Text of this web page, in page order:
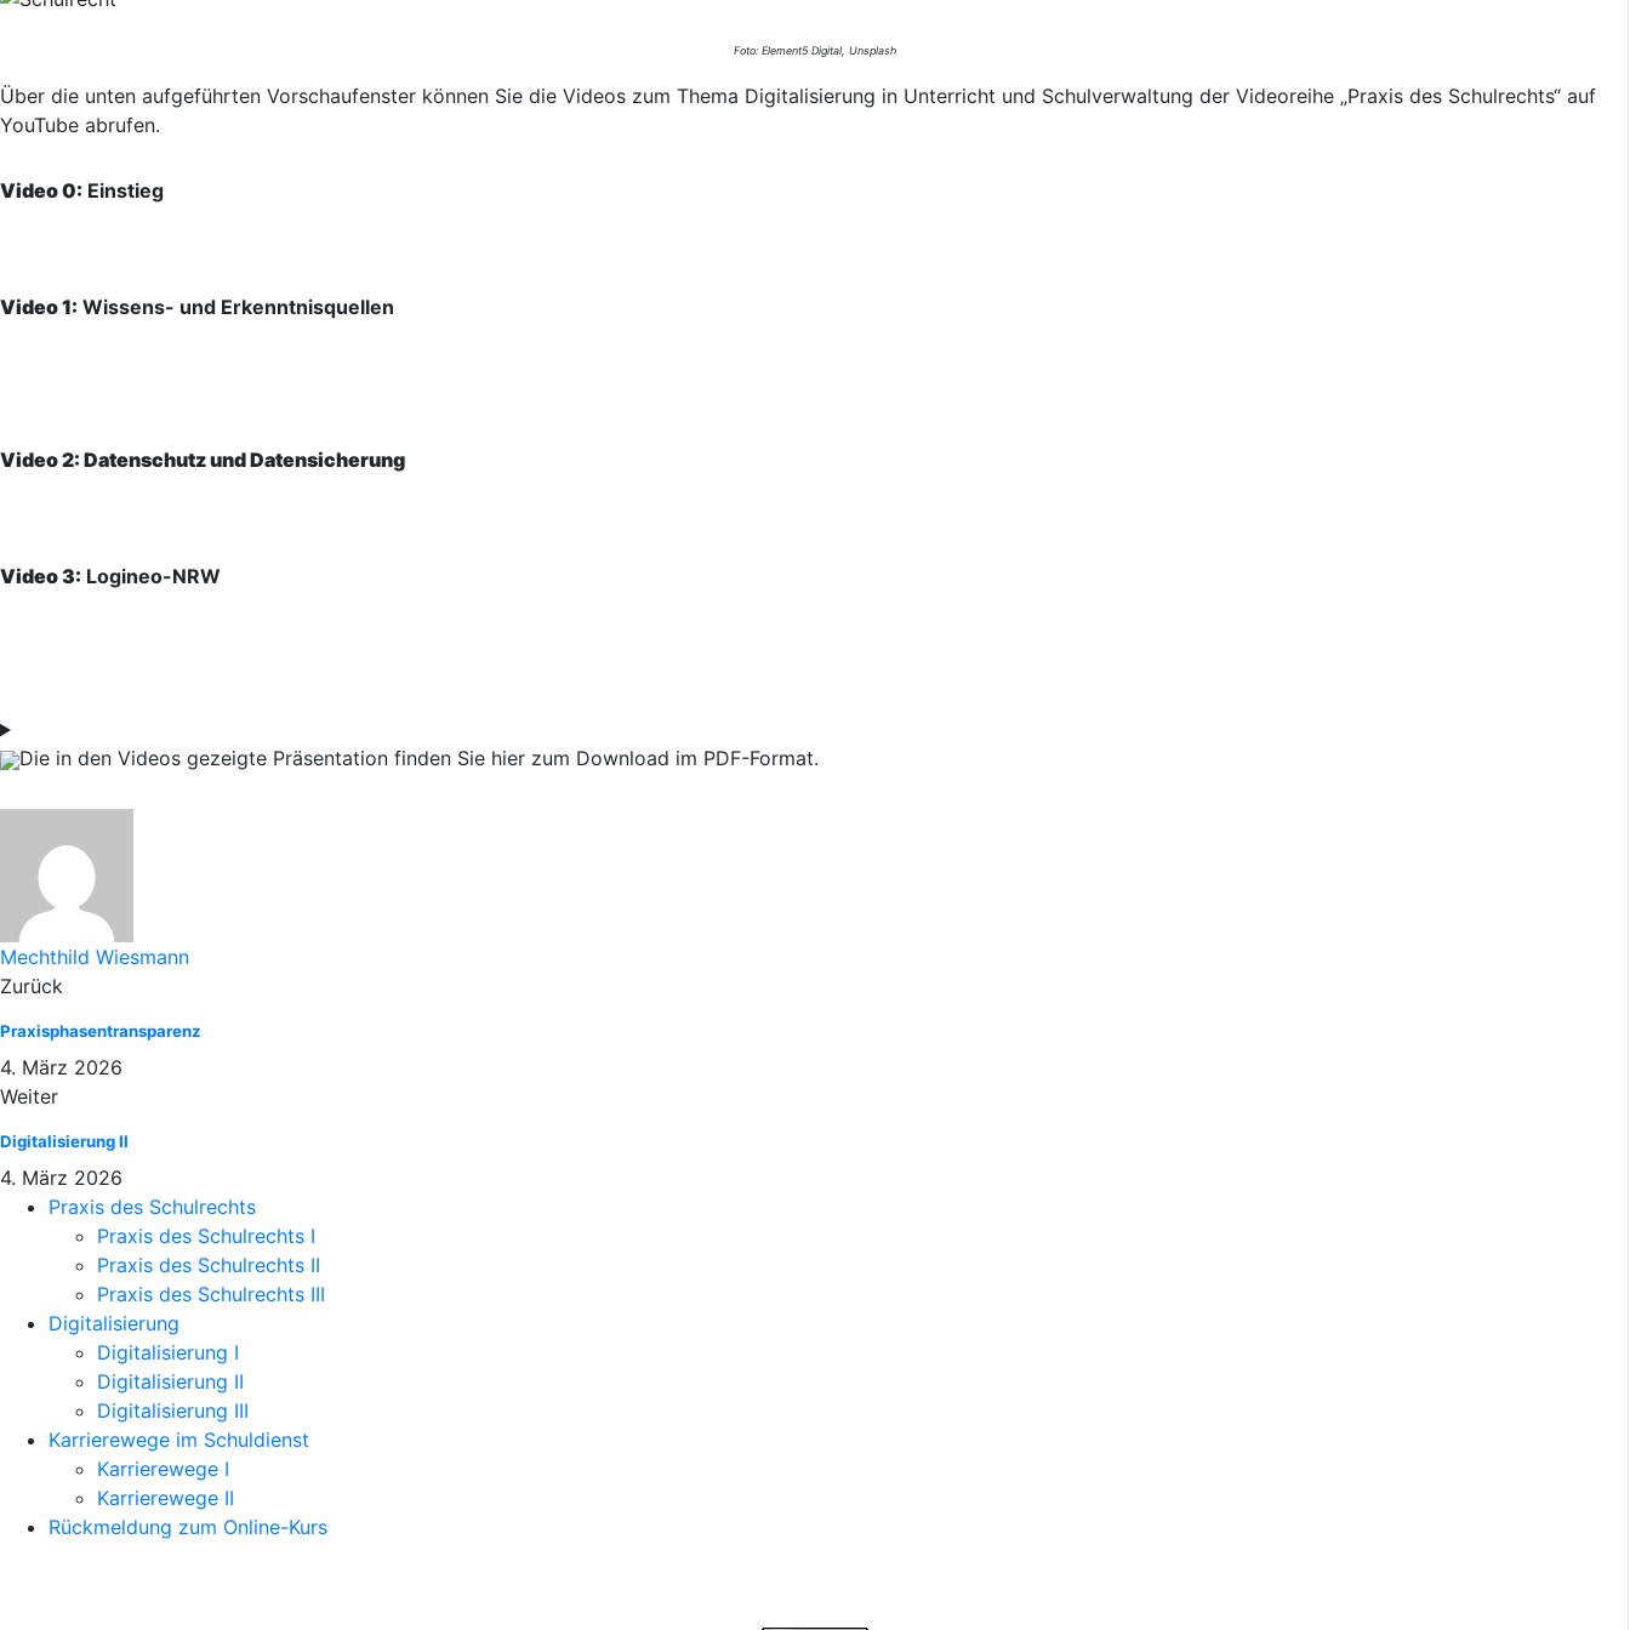
Foto: Element5 Digital, Unsplash
Über die unten aufgeführten Vorschaufenster können Sie die Videos zum Thema Digitalisierung in Unterricht und Schulverwaltung der Videoreihe „Praxis des Schulrechts“ auf
YouTube abrufen.
Video 0: Einstieg
Video 1: Wissens- und Erkenntnisquellen
Video 2: Datenschutz und Datensicherung
Video 3: Logineo-NRW
Die in den Videos gezeigte Präsentation finden Sie hier zum Download im PDF-Format.
Mechthild Wiesmann
Zurück
Praxisphasentransparenz
4. März 2026
Weiter
Digitalisierung II
4. März 2026
Praxis des Schulrechts
Praxis des Schulrechts I
Praxis des Schulrechts II
Praxis des Schulrechts III
Digitalisierung
Digitalisierung I
Digitalisierung II
Digitalisierung III
Karrierewege im Schuldienst
Karrierewege I
Karrierewege II
Rückmeldung zum Online-Kurs